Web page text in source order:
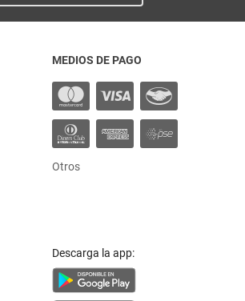
MEDIOS DE PAGO
Otros
Descarga la app: